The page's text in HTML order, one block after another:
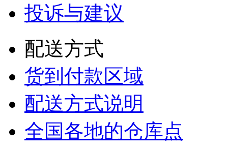
投诉与建议
配送方式
货到付款区域
配送方式说明
全国各地的仓库点